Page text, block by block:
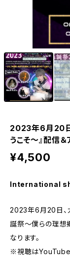
2023年6月20日
うこそ〜』配信
¥4,500
International
2023年6月20日、
誕祭〜僕らの理想
なります。
※視聴はYouTube